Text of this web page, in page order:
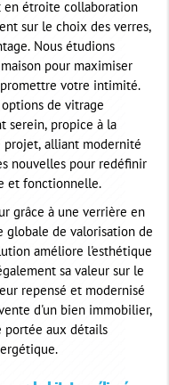
en étroite collaboration
sur le choix des verres,
Nous étudions
pour maximiser
votre intimité.
de vitrage
serein, propice à la
projet, alliant modernité
nouvelles pour redéfinir
et fonctionnelle.
grâce à une verrière en
globale de valorisation de
améliore l'esthétique
sa valeur sur le
repensé et modernisé
d'un bien immobilier,
aux détails